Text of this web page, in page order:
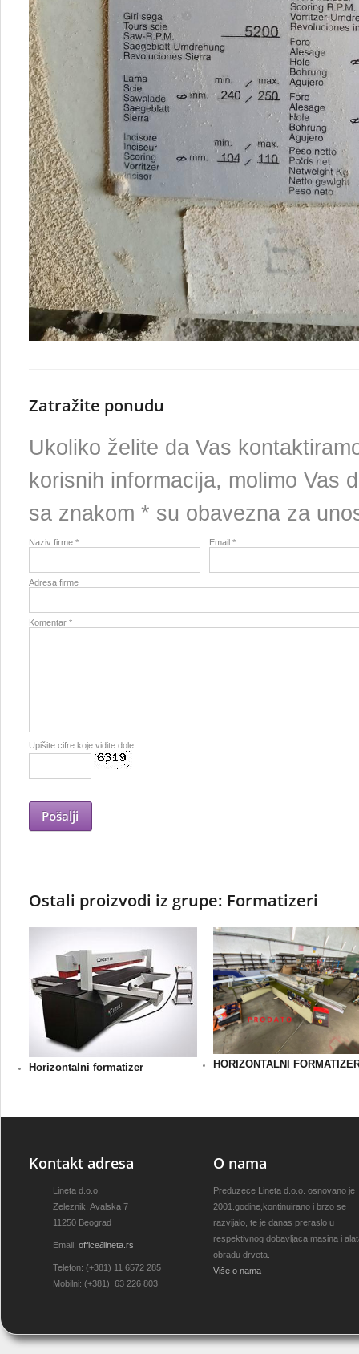
Zatražite ponudu
Ukoliko želite da Vas
korisnih informacija, molimo Vas
sa znakom * su obavezna za
Naziv firme * Email *
Adresa firme
Komentar *
Upišite cifre koje vidite dole
Ostali proizvodi iz grupe: Formatizeri
Horizontalni formatizer HORIZONTALNI
Kontakt adresa
Lineta d.o.o.
Zeleznik, Avalska 7
11250 Beograd
Email: office∂lineta.rs
Telefon: (+381) 11 6572 285
Mobilni: (+381) 63 226 803
O nama
Preduzece Lineta d.o.o. osnovano je
2001.godine,kontinuirano i brzo se
razvijalo, te je danas preraslo u
respektivnog dobavljaca masina i
obradu drveta.
Više o nama